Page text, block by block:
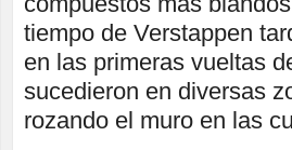
tiempo de Verstappen
en las primeras vueltas
sucedieron en diversas
rozando el muro en las